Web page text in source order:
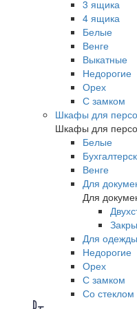
3 ящика
4 ящика
Белые
Венге
Выкатные
Недорогие
Орех
С замком
Шкафы для
Шкафы для
Белые
Венге
Для
Для
Для одежды
Недорогие
Орех
С замком
Со стеклом